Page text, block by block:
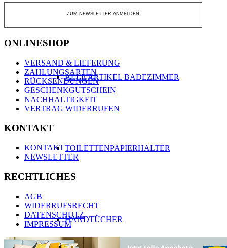
ALLE ARTIKEL BADEZIMMER
TOILETTENPAPIERHALTER
HANDTÜCHER
ZUM NEWSLETTER ANMELDEN
ONLINESHOP
VERSAND & LIEFERUNG
ZAHLUNGSARTEN
RÜCKSENDUNGEN
GESCHENKGUTSCHEIN
NACHHALTIGKEIT
VERTRAG WIDERRUFEN
KONTAKT
KONTAKT
NEWSLETTER
RECHTLICHES
AGB
WIDERRUFSRECHT
DATENSCHUTZ
IMPRESSUM